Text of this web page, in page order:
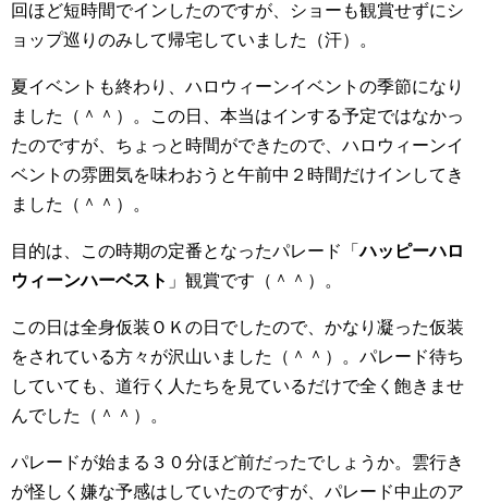
回ほど短時間でインしたのですが、ショーも観賞せずにシ
ョップ巡りのみして帰宅していました（汗）。
夏イベントも終わり、ハロウィーンイベントの季節になり
ました（＾＾）。この日、本当はインする予定ではなかっ
たのですが、ちょっと時間ができたので、ハロウィーンイ
ベントの雰囲気を味わおうと午前中２時間だけインしてき
ました（＾＾）。
目的は、この時期の定番となったパレード「ハッピーハロ
ウィーンハーベスト 」観賞です（＾＾）。
この日は全身仮装ＯＫの日でしたので、かなり凝った仮装
をされている方々が沢山いました（＾＾）。パレード待ち
していても、道行く人たちを見ているだけで全く飽きませ
んでした（＾＾）。
パレードが始まる３０分ほど前だったでしょうか。雲行き
が怪しく嫌な予感はしていたのですが、パレード中止のア